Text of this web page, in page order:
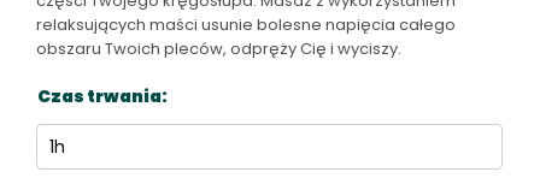
relaksujących maści usunie bolesne napięcia całego
obszaru Twoich pleców, odpręży Cię i wyciszy.
Czas trwania